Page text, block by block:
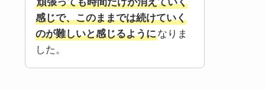
感じで、このままでは続けていく
のが難しいと感じるようになりま
した。